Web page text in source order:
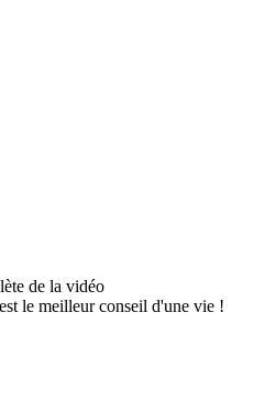
de la vidéo
le meilleur conseil d'une vie !